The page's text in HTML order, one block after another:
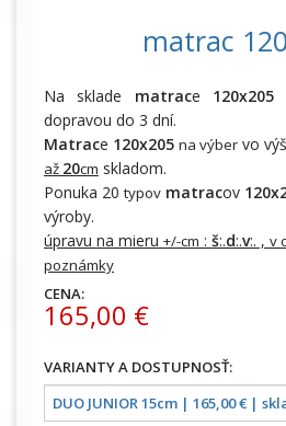
matrac
Na sklade matrace 120x205
dopravou do 3 dní.
Matrace 120x205 na výber vo
až 20cm skladom.
Ponuka 20 typov matracov
výroby.
úpravu na mieru +/-cm : š:.d:.v:. , v
poznámky
CENA:
165,00 €